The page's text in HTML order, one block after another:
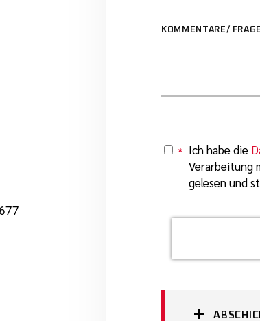
KOMMENTARE/
* Ich habe die
Verarbeitung
gelesen und